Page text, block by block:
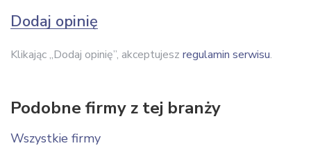
Dodaj opinię
Klikając „Dodaj opinię”, akceptujesz regulamin serwisu.
Podobne firmy z tej branży
Wszystkie firmy